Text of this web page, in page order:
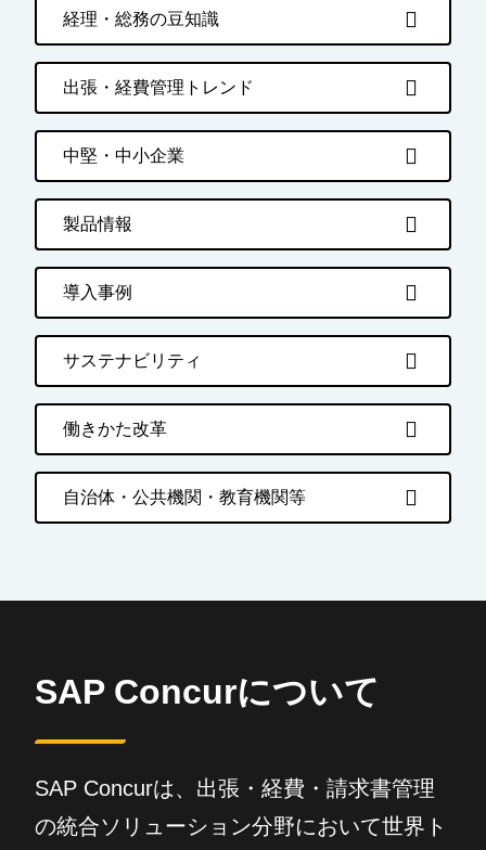
経理・総務の豆知識
出張・経費管理トレンド
中堅・中小企業
製品情報
導入事例
サステナビリティ
働きかた改革
自治体・公共機関・教育機関等
SAP Concurについて
SAP Concurは、出張・経費・請求書管理
の統合ソリューション分野において世界ト